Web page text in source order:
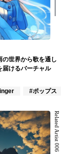
世界から歌を通し
届けるバーチャル
#ポップス
Related Artist 006